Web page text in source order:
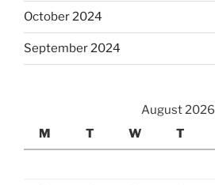
October 2024
September 2024
August 2026
M
T W T